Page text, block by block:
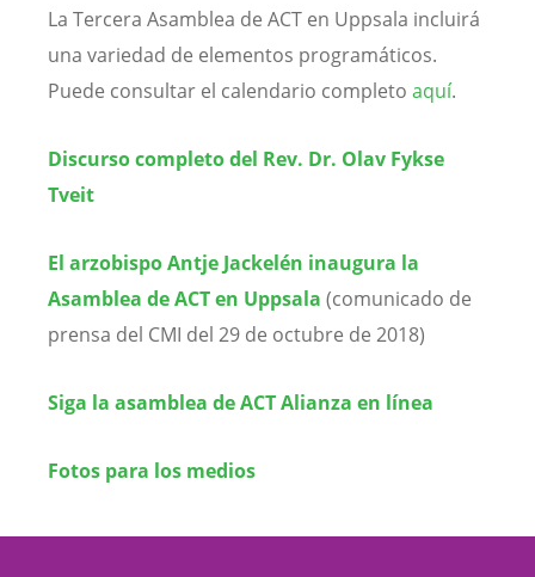
La Tercera Asamblea de ACT en Uppsala incluirá
una variedad de elementos programáticos.
Puede consultar el calendario completo aquí.
Discurso completo del Rev. Dr. Olav Fykse
Tveit
El arzobispo Antje Jackelén inaugura la
Asamblea de ACT en Uppsala (comunicado de
prensa del CMI del 29 de octubre de 2018)
Siga la asamblea de ACT Alianza en línea
Fotos para los medios